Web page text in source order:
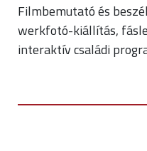
Filmbemutató és
werkfotó-kiállítás,
interaktív családi